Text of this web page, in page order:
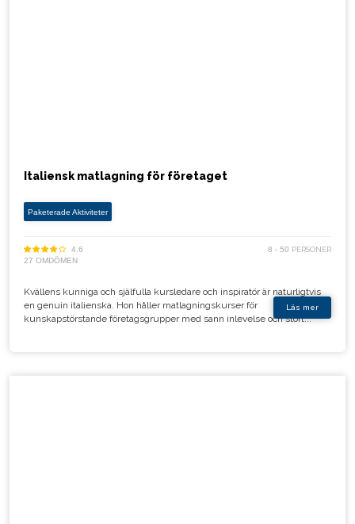
Italiensk matlagning för företaget
Paketerade Aktiviteter
4.6 8 - 50 PERSONER
27 OMDÖMEN
Kvällens kunniga och själfulla kursledare och inspiratör är naturligtvis
en genuin italienska. Hon håller matlagningskurser för
kunskapstörstande företagsgrupper med sann inlevelse och stort...
Läs mer